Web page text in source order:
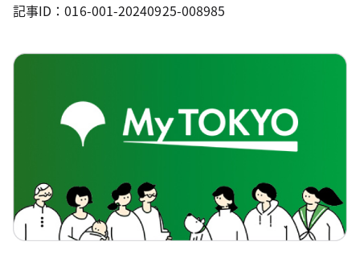
記事ID：016-001-20240925-008985